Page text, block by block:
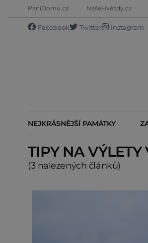
PaníDomu.cz NašeHvězdy.cz
Facebook Twitter Instagram
NEJKRÁSNĚJŠÍ PAMÁTKY
TIPY NA VÝLETY
(3 nalezených článků)